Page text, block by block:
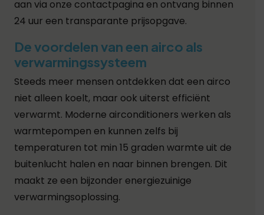
aan via onze contactpagina en ontvang binnen
24 uur een transparante prijsopgave.
De voordelen van een airco als
verwarmingssysteem
Steeds meer mensen ontdekken dat een airco
niet alleen koelt, maar ook uiterst efficiënt
verwarmt. Moderne airconditioners werken als
warmtepompen en kunnen zelfs bij
temperaturen tot min 15 graden warmte uit de
buitenlucht halen en naar binnen brengen. Dit
maakt ze een bijzonder energiezuinige
verwarmingsoplossing.